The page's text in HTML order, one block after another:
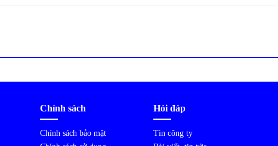
Chính sách
Chính sách bảo mật
Hỏi đáp
Tin công ty